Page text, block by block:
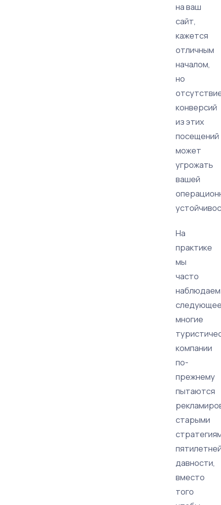
на ваш
сайт,
кажется
отличным
началом,
но
конверсий
из этих
посещений
может
угрожать
вашей
На
практике
мы
часто
наблюдаем
многие
компании
по-
прежнему
пытаются
старыми
давности,
вместо
того